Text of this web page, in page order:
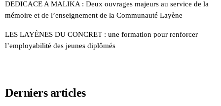
DEDICACE A MALIKA : Deux ouvrages majeurs au service de la
mémoire et de l’enseignement de la Communauté Layène
LES LAYÈNES DU CONCRET : une formation pour renforcer
l’employabilité des jeunes diplômés
Derniers articles